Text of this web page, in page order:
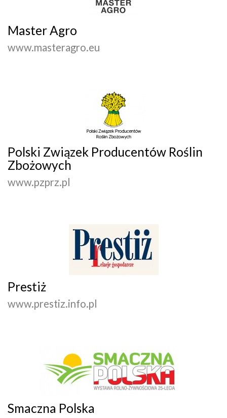
Master Agro
www.masteragro.eu
Polski Związek Producentów Roślin
Zbożowych
www.pzprz.pl
Prestiż
www.prestiz.info.pl
Smaczna Polska